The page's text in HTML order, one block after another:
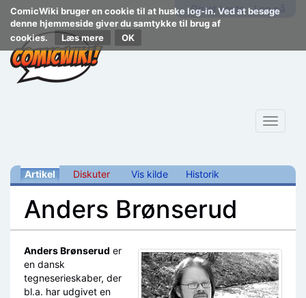
ComicWiki bruger en cookie til at huske log-in. Ved at besøge
denne hjemmeside giver du samtykke til brug af
cookies.
Læs mere
Opret konto Log på
Toggle
Artikel Diskuter Vis kilde Historik
Anders Brønserud
Anders Brønserud er
en dansk
tegneserieskaber, der
bl.a. har udgivet en